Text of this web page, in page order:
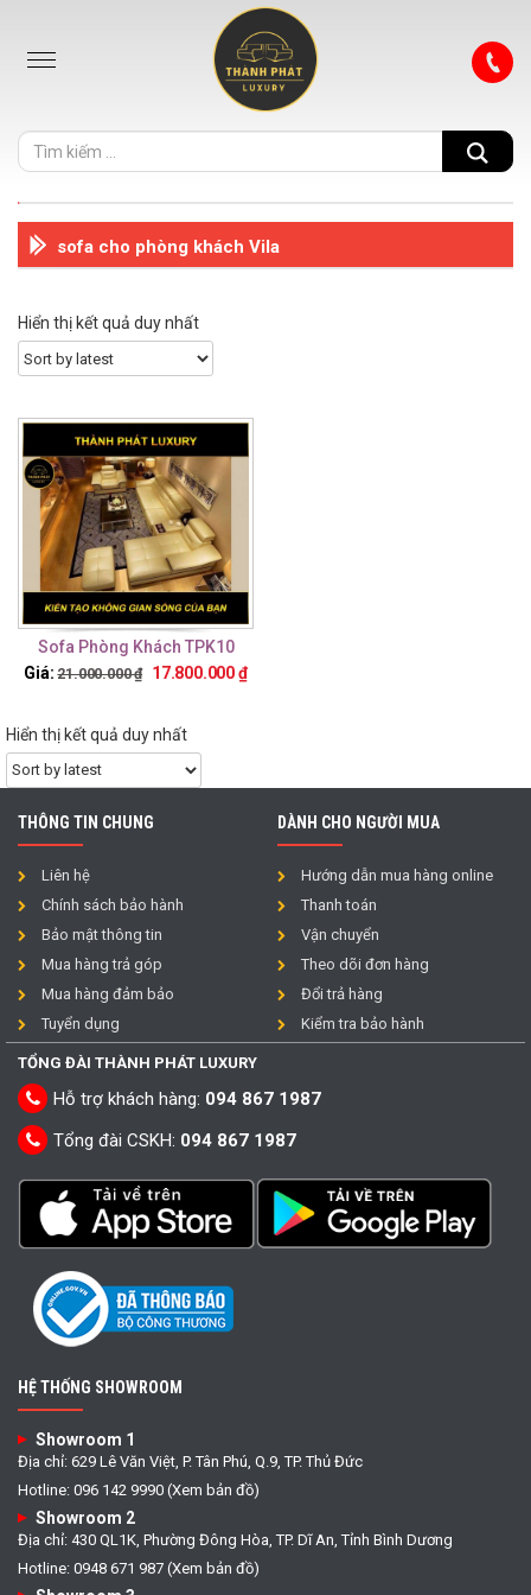
sofa cho phòng khách Vila
Hiển thị kết quả duy nhất
Sofa Phòng Khách TPK10
Giá: 21.000.000₫ 17.800.000₫
Hiển thị kết quả duy nhất
THÔNG TIN CHUNG
Liên hệ
Chính sách bảo hành
Bảo mật thông tin
Mua hàng trả góp
Mua hàng đảm bảo
Tuyển dụng
DÀNH CHO NGƯỜI MUA
Hướng dẫn mua hàng online
Thanh toán
Vận chuyển
Theo dõi đơn hàng
Đổi trả hàng
Kiểm tra bảo hành
TỔNG ĐÀI THÀNH PHÁT LUXURY
Hỗ trợ khách hàng: 094 867 1987
Tổng đài CSKH: 094 867 1987
HỆ THỐNG SHOWROOM
Showroom 1
Địa chỉ: 629 Lê Văn Việt, P. Tân Phú, Q.9, TP. Thủ Đức
Hotline: 096 142 9990 (Xem bản đồ)
Showroom 2
Địa chỉ: 430 QL1K, Phường Đông Hòa, TP. Dĩ An, Tỉnh Bình Dương
Hotline: 0948 671 987 (Xem bản đồ)